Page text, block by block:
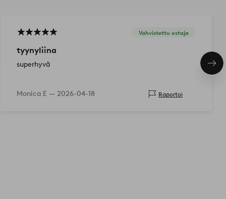
Vahvistettu ostaja
tyynyliina
superhyvä
Monica E — 2026-04-18 Raportoi